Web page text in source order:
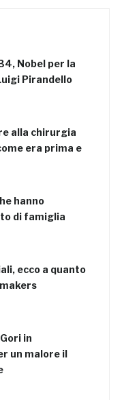
Nobel per la
Pirandello
alla chirurgia
era prima e
hanno
di famiglia
ecco a quanto
in
un malore il